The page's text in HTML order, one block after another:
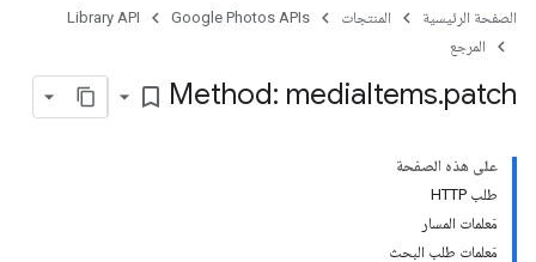
الصفحة الرئيسية المنتجات Google Photos APIs
Library API
المرجع
Method: mediaItems.patch
bookmark_border
على هذه الصفحة
طلب HTTP
مَعلمات المسار
مَعلمات طلب البحث